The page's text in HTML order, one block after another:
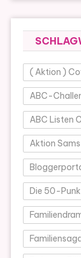
( Aktion )
ABC-
ABC Listen
Aktion
Die 50-